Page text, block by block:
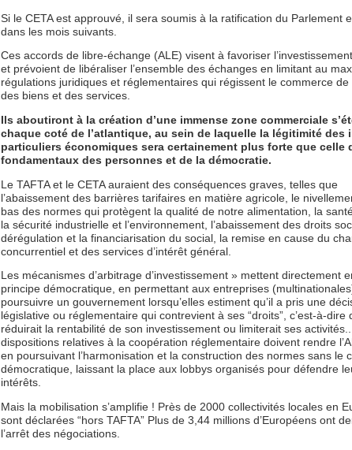
Si le CETA est approuvé, il sera soumis à la ratification du Parlement
dans les mois suivants.
Ces accords de libre-échange (ALE) visent à favoriser
et prévoient de libéraliser l’ensemble des échanges en limitant au
régulations juridiques et réglementaires qui régissent le commerce de
des biens et des services.
Ils aboutiront à la création d’une immense zone commerciale
chaque coté de l’atlantique, au sein de laquelle la légitimité des
particuliers économiques sera certainement plus forte que celle
fondamentaux des personnes et de la démocratie.
Le TAFTA et le CETA auraient des conséquences graves, telles que
l’abaissement des barrières tarifaires en matière agricole, le
bas des normes qui protègent la qualité de notre alimentation, la
la sécurité industrielle et l’environnement, l’abaissement des droits
dérégulation et la financiarisation du social, la remise en cause du
concurrentiel et des services d’intérêt général.
Les mécanismes d’arbitrage d’investissement » mettent directement
principe démocratique, en permettant aux entreprises
poursuivre un gouvernement lorsqu’elles estiment qu’il a pris une
législative ou réglementaire qui contrevient à ses “droits”, c’est-à-dire
réduirait la rentabilité de son investissement ou limiterait ses
dispositions relatives à la coopération réglementaire doivent rendre
en poursuivant l’harmonisation et la construction des normes sans le
démocratique, laissant la place aux lobbys organisés pour défendre
intérêts.
Mais la mobilisation s’amplifie ! Près de 2000 collectivités locales en
sont déclarées “hors TAFTA” Plus de 3,44 millions d’Européens ont
l’arrêt des négociations.